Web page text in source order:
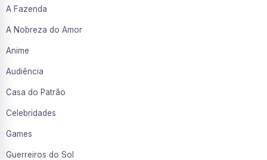
A Fazenda
A Nobreza do Amor
Anime
Audiência
Casa do Patrão
Celebridades
Games
Guerreiros do Sol